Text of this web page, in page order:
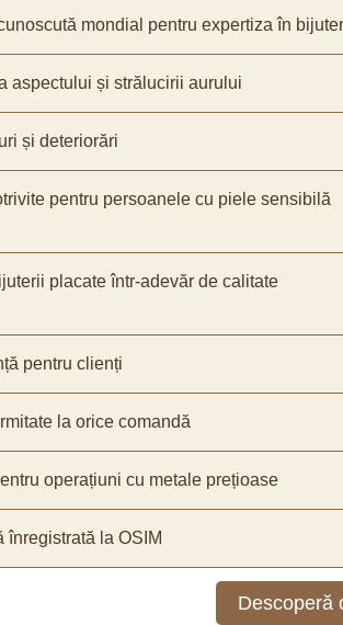
mondial pentru expertiza în
aspectului și strălucirii aurului
și deteriorări
pentru persoanele cu piele sensibilă
placate într-adevăr de calitate
pentru clienți
la orice comandă
operațiuni cu metale prețioase
înregistrată la OSIM
Descoperă